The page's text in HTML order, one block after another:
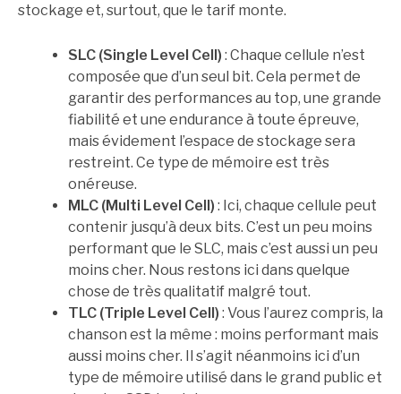
stockage et, surtout, que le tarif monte.
SLC (Single Level Cell) : Chaque cellule n’est
composée que d’un seul bit. Cela permet de
garantir des performances au top, une grande
fiabilité et une endurance à toute épreuve,
mais évidement l’espace de stockage sera
restreint. Ce type de mémoire est très
onéreuse.
MLC (Multi Level Cell) : Ici, chaque cellule peut
contenir jusqu’à deux bits. C’est un peu moins
performant que le SLC, mais c’est aussi un peu
moins cher. Nous restons ici dans quelque
chose de très qualitatif malgré tout.
TLC (Triple Level Cell) : Vous l’aurez compris, la
chanson est la même : moins performant mais
aussi moins cher. Il s’agit néanmoins ici d’un
type de mémoire utilisé dans le grand public et